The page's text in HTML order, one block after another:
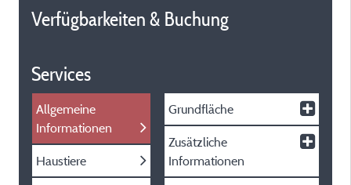
Verfügbarkeiten & Buchung
Services
Allgemeine
Informationen
Haustiere
Grundfläche
Zusätzliche
Informationen